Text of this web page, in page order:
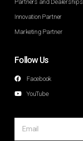
Partners and Dealerships
Innovation Partner
Marketing Partner
Follow Us
Facebook
YouTube